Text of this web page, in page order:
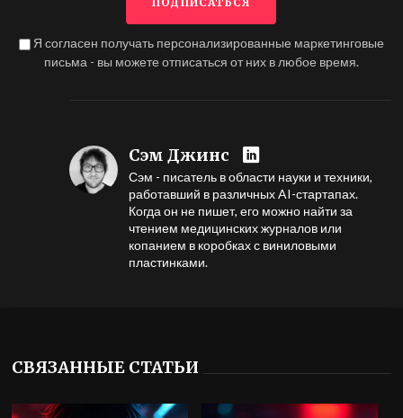
Я согласен получать персонализированные маркетинговые
письма - вы можете отписаться от них в любое время.
Сэм Джинс
Сэм - писатель в области науки и техники,
работавший в различных AI-стартапах.
Когда он не пишет, его можно найти за
чтением медицинских журналов или
копанием в коробках с виниловыми
пластинками.
СВЯЗАННЫЕ СТАТЬИ